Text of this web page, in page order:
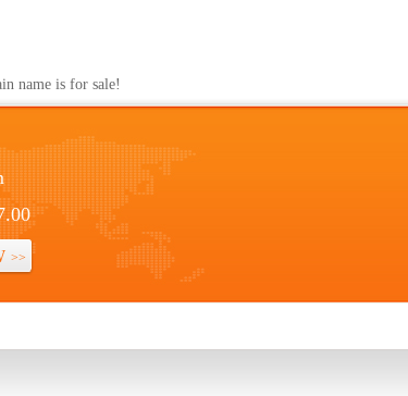
name is for sale!
>>